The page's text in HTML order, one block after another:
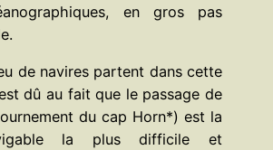
en gros pas
de navires partent dans cette
dû au fait que le passage de
du cap Horn*) est la
la plus difficile et